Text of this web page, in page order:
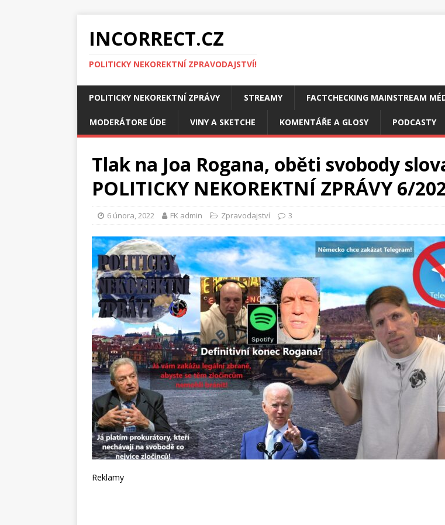
INCORRECT.CZ
POLITICKY NEKOREKTNÍ ZPRAVODAJSTVÍ!
POLITICKY NEKOREKTNÍ ZPRÁVY STREAMY FACTCHECKING MAINSTREAM
MODERÁTORE ÚDE VINY A SKETCHE KOMENTÁŘE A GLOSY PODCASTY
Tlak na Joa Rogana, oběti svobody
POLITICKY NEKOREKTNÍ ZPRÁVY 6/
6 února, 2022 FK admin Zpravodajství 3
Reklamy